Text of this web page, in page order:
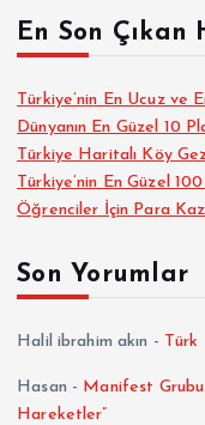
En Son Çıkan
Türkiye’nin En Ucuz ve
Dünyanın En Güzel 10
Türkiye Haritalı Köy
Türkiye’nin En Güzel
Öğrenciler İçin Para
Son Yorumlar
Halil ibrahim akın - Türk
Hasan - Manifest Grubu
Hareketler”